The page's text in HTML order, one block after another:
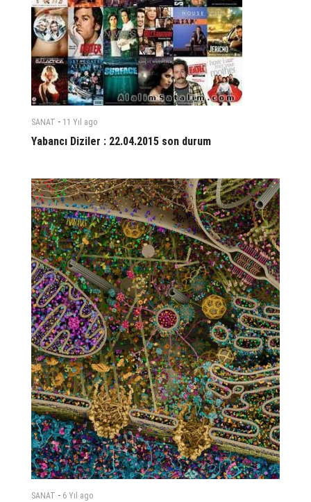
SANAT - 11 Yıl ago
Yabancı Diziler : 22.04.2015 son durum
SANAT - 6 Yıl ago